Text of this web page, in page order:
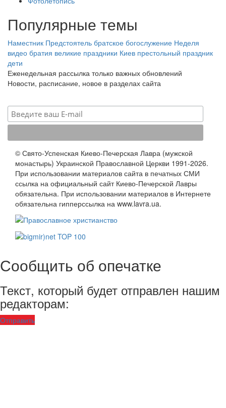
Популярные темы
Наместник Предстоятель братское богослужение Неделя
видео братия великие праздники Киев престольный праздник
дети
Еженедельная рассылка только важных обновлений
Новости, расписание, новое в разделах сайта
© Свято-Успенская Киево-Печерская Лавра (мужской
монастырь) Украинской Православной Церкви 1991-2026.
При использовании материалов сайта в печатных СМИ
ссылка на официальный сайт Киево-Печерской Лавры
обязательна. При использовании материалов в Интернете
обязательна гипперссылка на www.lavra.ua.
Сообщить об опечатке
Текст, который будет отправлен нашим
редакторам:
Отправить